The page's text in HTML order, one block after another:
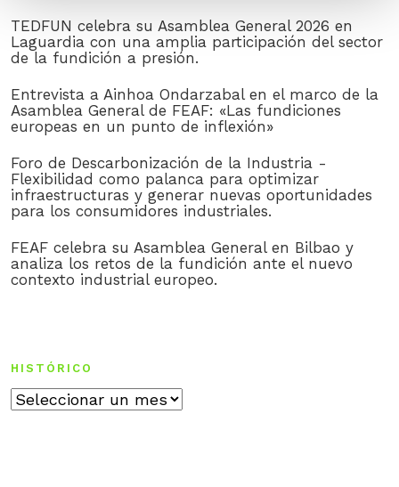
TEDFUN celebra su Asamblea General 2026 en
Laguardia con una amplia participación del sector
de la fundición a presión.
Entrevista a Ainhoa Ondarzabal en el marco de la
Asamblea General de FEAF: «Las fundiciones
europeas en un punto de inflexión»
Foro de Descarbonización de la Industria -
Flexibilidad como palanca para optimizar
infraestructuras y generar nuevas oportunidades
para los consumidores industriales.
FEAF celebra su Asamblea General en Bilbao y
analiza los retos de la fundición ante el nuevo
contexto industrial europeo.
HISTÓRICO
Histórico